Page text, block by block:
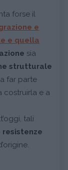
forse il
e
e quella
sia
strutturale
far parte
e a
tali
resistenze